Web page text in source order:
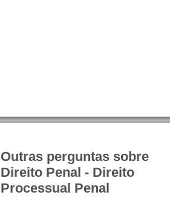
Outras perguntas sobre
Direito Penal - Direito
Processual Penal